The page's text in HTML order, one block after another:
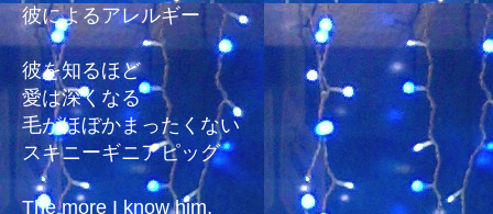
彼によるアレルギー
彼を知るほど
愛は深くなる
毛がほぼかまったくない
スキニーギニアピッグ
The more I know him,